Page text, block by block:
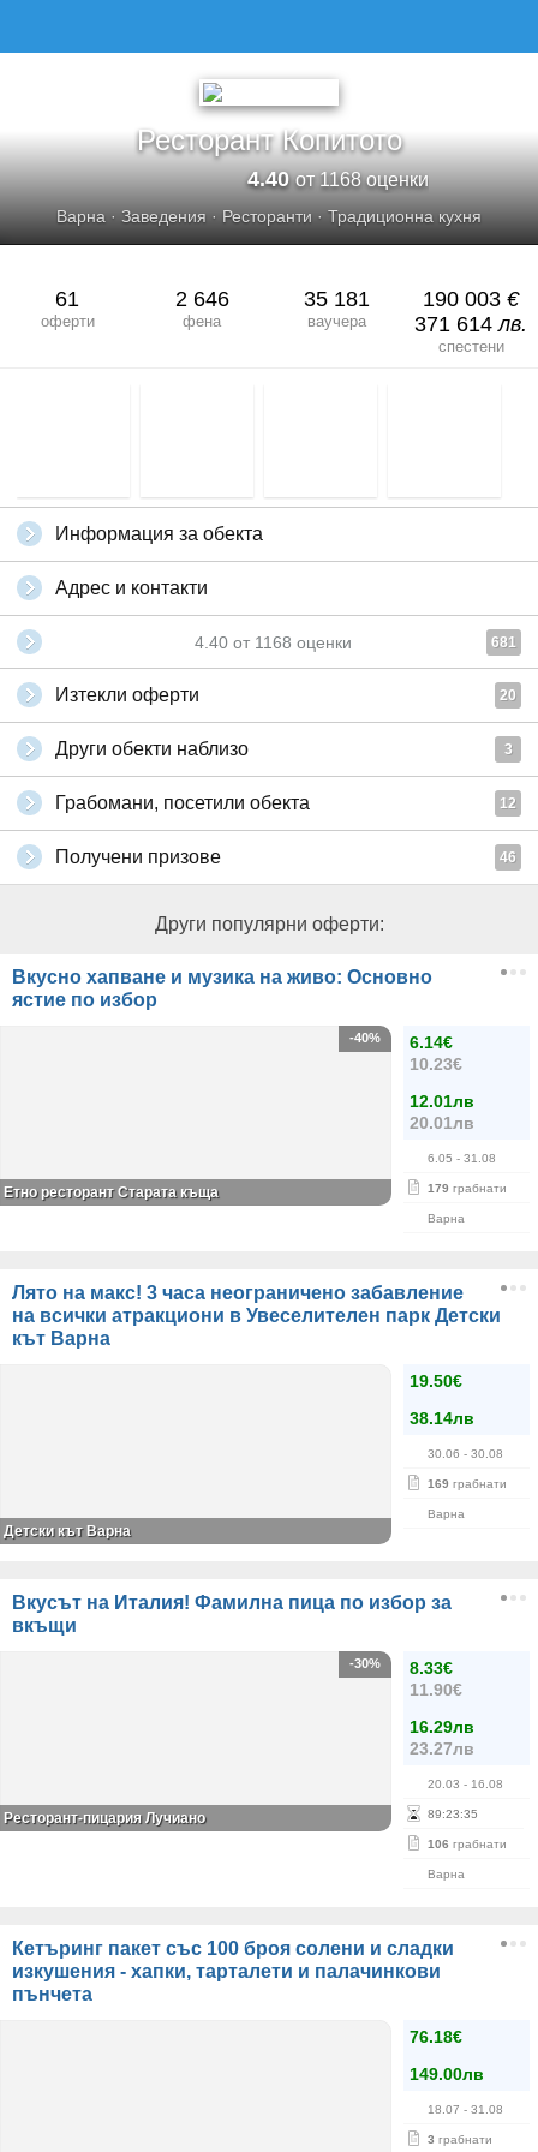
Ресторант Копитото
4.40от 1168 оценки
Варна · Заведения · Ресторанти · Традиционна кухня
61
оферти
2 646
фена
35 181
ваучера
190 003 €
371 614лв.
спестени
Информация за обекта
Адрес и контакти
4.40 от 1168 оценки 681
Изтекли оферти 20
Други обекти наблизо 3
Грабомани, посетили обекта 12
Получени призове 46
Други популярни оферти:
Вкусно хапване и музика на живо: Основно
ястие по избор
6.14€
10.23€
12.01лв
20.01лв
6.05 - 31.08
179 грабнати
Варна
-40%
Етно ресторант Старата къща
Лято на макс! 3 часа неограничено забавление
на всички атракциони в Увеселителен парк Детски
кът Варна
19.50€
38.14лв
30.06 - 30.08
169 грабнати
Варна
Детски кът Варна
Вкусът на Италия! Фамилна пица по избор за
вкъщи
8.33€
11.90€
16.29лв
23.27лв
20.03 - 16.08
89:23:35
106 грабнати
Варна
-30%
Ресторант-пицария Лучиано
Кетъринг пакет със 100 броя солени и сладки
изкушения - хапки, тарталети и палачинкови
пънчета
76.18€
149.00лв
18.07 - 31.08
3 грабнати